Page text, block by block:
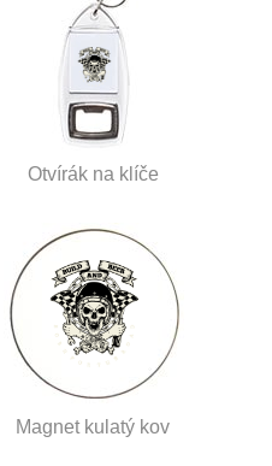
Otvírák na klíče
Magnet kulatý kov